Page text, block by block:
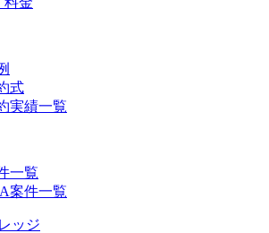
式
実績一覧
一覧
案件一覧
ッジ